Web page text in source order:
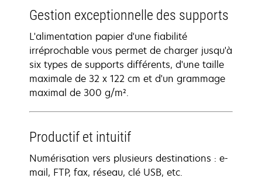
Gestion exceptionnelle des supports
L'alimentation papier d'une fiabilité
irréprochable vous permet de charger jusqu'à
six types de supports différents, d'une taille
maximale de 32 x 122 cm et d'un grammage
maximal de 300 g/m².
Productif et intuitif
Numérisation vers plusieurs destinations : e-
mail, FTP, fax, réseau, clé USB, etc.